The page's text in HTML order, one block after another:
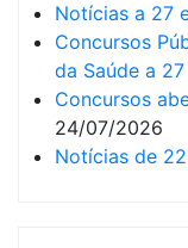
Notícias a 27
Concursos
da Saúde a
Concursos
24/07/2026
Notícias de